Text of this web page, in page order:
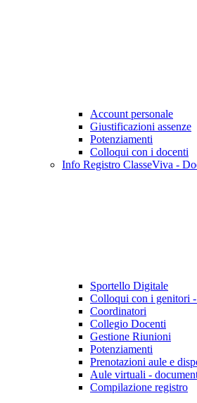
Account personale
Giustificazioni assenze
Potenziamenti
Colloqui con i docenti
Info Registro ClasseViva -
Sportello Digitale
Colloqui con i genitori -
Coordinatori
Collegio Docenti
Gestione Riunioni
Potenziamenti
Prenotazioni aule e
Aule virtuali -
Compilazione registro